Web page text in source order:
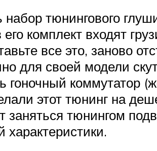
тюнингового
комплект входят
все это, заново
для своей модели
коммутатор
этот тюнинг на
тюнингом